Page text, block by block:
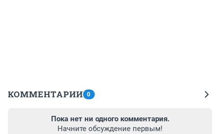
КОММЕНТАРИИ 0
Пока нет ни одного комментария.
Начните обсуждение первым!